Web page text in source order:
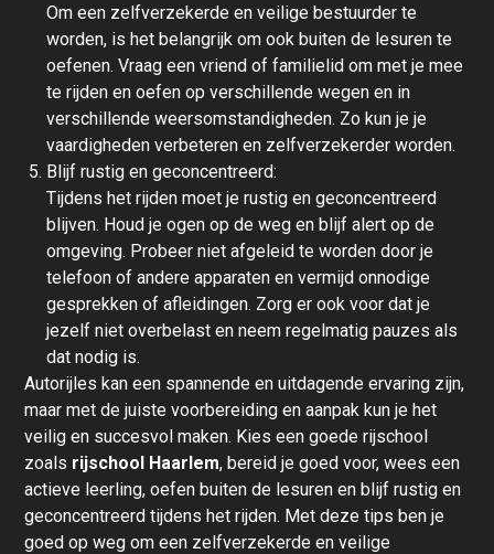
Om een zelfverzekerde en veilige bestuurder te
worden, is het belangrijk om ook buiten de lesuren te
oefenen. Vraag een vriend of familielid om met je mee
te rijden en oefen op verschillende wegen en in
verschillende weersomstandigheden. Zo kun je je
vaardigheden verbeteren en zelfverzekerder worden.
Blijf rustig en geconcentreerd:
Tijdens het rijden moet je rustig en geconcentreerd
blijven. Houd je ogen op de weg en blijf alert op de
omgeving. Probeer niet afgeleid te worden door je
telefoon of andere apparaten en vermijd onnodige
gesprekken of afleidingen. Zorg er ook voor dat je
jezelf niet overbelast en neem regelmatig pauzes als
dat nodig is.
Autorijles kan een spannende en uitdagende ervaring zijn,
maar met de juiste voorbereiding en aanpak kun je het
veilig en succesvol maken. Kies een goede rijschool
zoals rijschool Haarlem, bereid je goed voor, wees een
actieve leerling, oefen buiten de lesuren en blijf rustig en
geconcentreerd tijdens het rijden. Met deze tips ben je
goed op weg om een zelfverzekerde en veilige